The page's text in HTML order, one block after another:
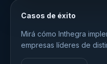
Casos de éxito
Mirá cómo Inthegra
empresas líderes de